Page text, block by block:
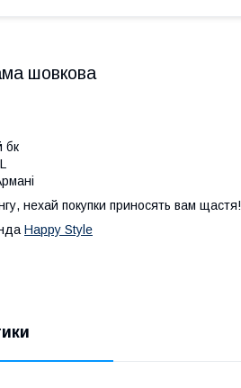
шовкова
бк
нехай покупки приносять вам щастя!
Happy Style